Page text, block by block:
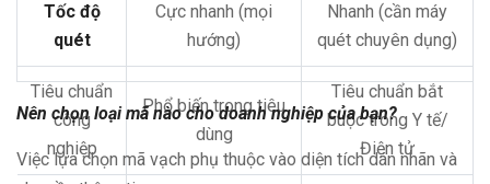
Tốc độ
quét
Cực nhanh (mọi
hướng)
Nhanh (cần máy
quét chuyên dụng)
Tiêu chuẩn
công
nghiệp
Phổ biến trong tiêu
dùng
Tiêu chuẩn bắt
buộc trong Y tế/
Điện tử
Nên chọn loại mã nào cho doanh nghiệp của bạn?
Việc lựa chọn mã vạch phụ thuộc vào diện tích dán nhãn và